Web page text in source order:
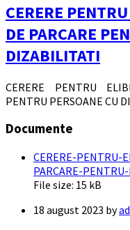
CERERE
DE PARCARE
DIZABILITATI
CERERE PENTRU
PENTRU PERSOANE CU
Documente
CERERE-PENTRU-
PARCARE-
File size: 15 kB
18 august 2023 by